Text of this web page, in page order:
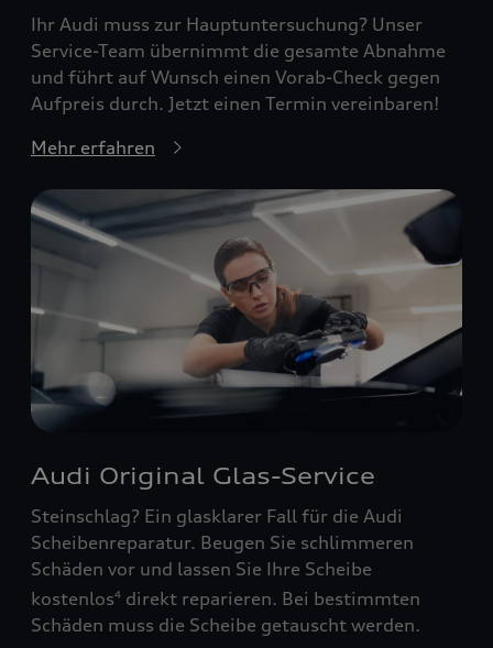
Ihr Audi muss zur Hauptuntersuchung? Unser
Service-Team übernimmt die gesamte Abnahme
und führt auf Wunsch einen Vorab-Check gegen
Aufpreis durch. Jetzt einen Termin vereinbaren!
Mehr erfahren
Audi Original Glas-Service
Steinschlag? Ein glasklarer Fall für die Audi
Scheibenreparatur. Beugen Sie schlimmeren
Schäden vor und lassen Sie Ihre Scheibe
kostenlos4 direkt reparieren. Bei bestimmten
Schäden muss die Scheibe getauscht werden.